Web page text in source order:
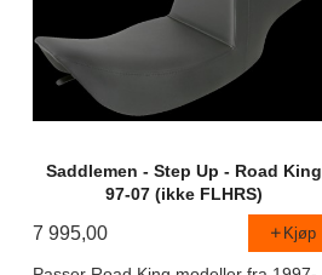
Saddlemen - Step Up - Road King
97-07 (ikke FLHRS)
7 995,00 Kjøp